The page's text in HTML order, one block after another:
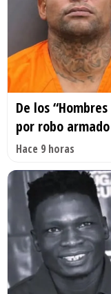
De los
por robo
Hace 9 horas